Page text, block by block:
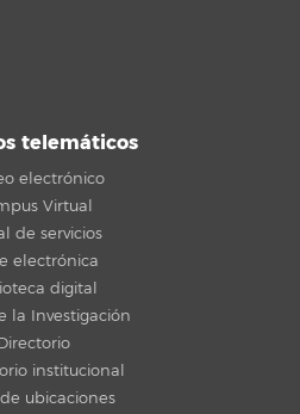
telemáticos
electrónico
Virtual
de servicios
electrónica
digital
la Investigación
institucional
ubicaciones